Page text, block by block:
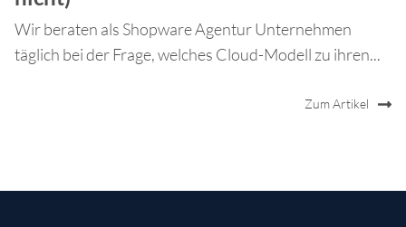
Wir beraten als Shopware Agentur Unternehmen
täglich bei der Frage, welches Cloud-Modell zu ihren...
Zum Artikel